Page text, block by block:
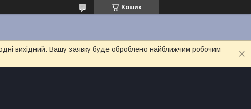
Кошик
вихідний. Вашу заявку буде оброблено найближчим робочим